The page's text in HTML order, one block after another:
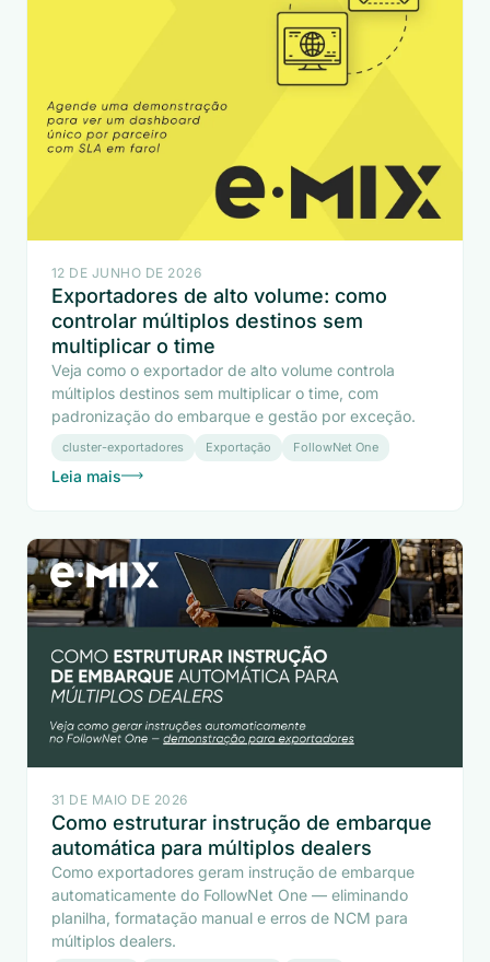
12 DE JUNHO DE 2026
Exportadores de alto volume: como
controlar múltiplos destinos sem
multiplicar o time
Veja como o exportador de alto volume controla
múltiplos destinos sem multiplicar o time, com
padronização do embarque e gestão por exceção.
cluster-exportadores Exportação FollowNet One
Leia mais
31 DE MAIO DE 2026
Como estruturar instrução de embarque
automática para múltiplos dealers
Como exportadores geram instrução de embarque
automaticamente do FollowNet One — eliminando
planilha, formatação manual e erros de NCM para
múltiplos dealers.